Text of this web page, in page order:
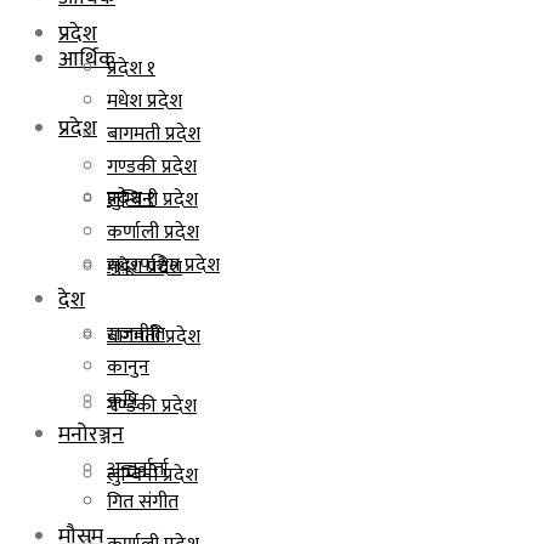
आर्थिक
प्रदेश
प्रदेश १
मधेश प्रदेश
बागमती प्रदेश
गण्डकी प्रदेश
लुम्बिनी प्रदेश
प्रदेश
प्रदेश १
मधेश प्रदेश
बागमती प्रदेश
गण्डकी प्रदेश
लुम्बिनी प्रदेश
कर्णाली प्रदेश
सुदूरपश्चिम प्रदेश
देश
राजनीति
कानुन
कृषि
मनोरञ्जन
अन्तर्वार्ता
गित संगीत
मौसम